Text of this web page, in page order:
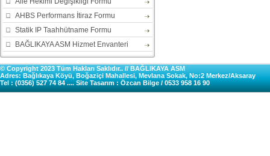
AHBS Performans İtiraz Formu
Statik IP Taahhütname Formu
BAĞLIKAYA ASM Hizmet Envanteri
© Copyright 2023 Tüm Hakları Saklıdır.. // BAĞLIKAYA ASM
Adres: Bağlıkaya Köyü, Boğaziçi Mahallesi, Mevlana Sokak, No:2 Merkez/Aksaray
Tel : (0356) 527 74 84 .... Site Tasarım : Özcan Bilge / 0533 958 16 90